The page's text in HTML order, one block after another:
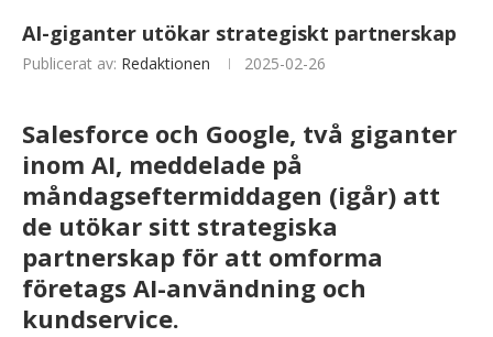
AI-giganter utökar strategiskt partnerskap
Publicerat av: Redaktionen 2025-02-26
Salesforce och Google, två giganter
inom AI, meddelade på
måndagseftermiddagen (igår) att
de utökar sitt strategiska
partnerskap för att omforma
företags AI-användning och
kundservice.